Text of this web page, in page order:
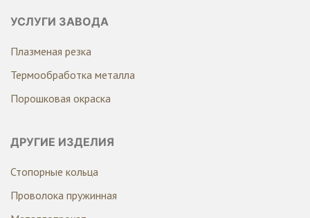
УСЛУГИ ЗАВОДА
Плазменая резка
Термообработка металла
Порошковая окраска
ДРУГИЕ ИЗДЕЛИЯ
Стопорные кольца
Проволока пружинная